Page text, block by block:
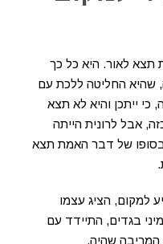
תצא לאור. היא כל כך
החליטה ללכת עם
כי ייתכן והיא לא תצא
אבל לרונית הייתה
של דבר האמת תצא
למקום, הציג עצמו
בגדים, התיידד עם
שהיה.